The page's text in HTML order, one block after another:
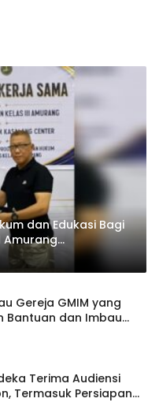
dan Edukasi Bagi
Amurang
KASALANG CENTER
Gereja GMIM yang
Bantuan dan Imbau
Terima Audiensi
Termasuk Persiapan